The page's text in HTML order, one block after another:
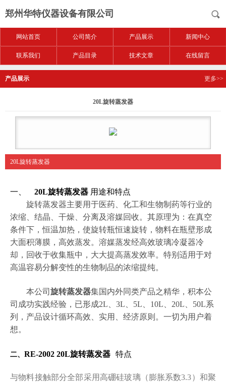
郑州华特仪器设备有限公司
网站首页 公司简介 产品展示 新闻中心
联系我们 产品目录 技术文章 在线留言
产品展示 更多>>
20L旋转蒸发器
20L旋转蒸发器
一、 20L旋转蒸发器 用途和特点
旋转蒸发器主要用于医药、化工和生物制药等行业的
浓缩、结晶、干燥、分离及溶媒回收。其原理为：在真空
条件下，恒温加热，使旋转瓶恒速旋转，物料在瓶壁形成
大面积薄膜，高效蒸发。溶媒蒸发经高效玻璃冷凝器冷
却，回收于收集瓶中，大大提高蒸发效率。特别适用于对
高温容易分解变性的生物制品的浓缩提纯。
本公司 旋转蒸发器集国内外同类产品之精华，积本公
司成功实践经验，已形成2L、3L、5L、10L、20L、50L系
列，产品设计循环高效、实用、经济原则。一切为用户着
想。
二、 RE-2002 20L旋转蒸发器 特点
与物料接触部分全部采用高硼硅玻璃（膨胀系数3.3）和聚